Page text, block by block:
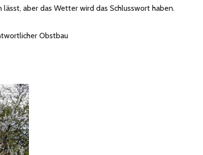
lässt, aber das Wetter wird das Schlusswort haben.
Obstbau